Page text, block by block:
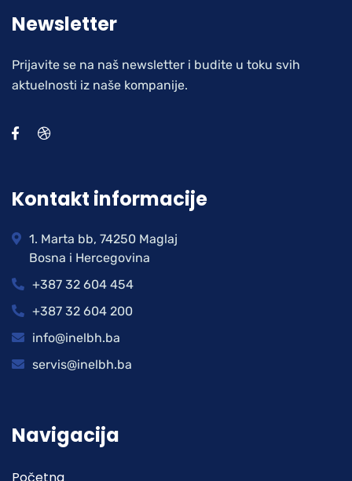
Newsletter
Prijavite se na naš newsletter i budite u toku svih
aktuelnosti iz naše kompanije.
Kontakt informacije
1. Marta bb, 74250 Maglaj
Bosna i Hercegovina
+387 32 604 454
+387 32 604 200
info@inelbh.ba
servis@inelbh.ba
Navigacija